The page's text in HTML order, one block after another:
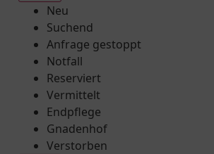
Neu
Suchend
Anfrage gestoppt
Notfall
Reserviert
Vermittelt
Endpflege
Gnadenhof
Verstorben